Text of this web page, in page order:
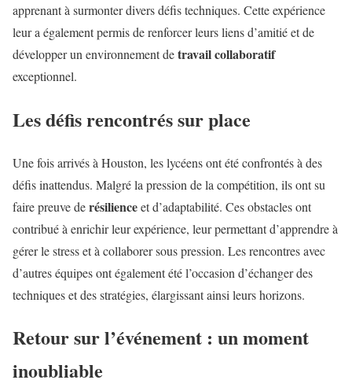
apprenant à surmonter divers défis techniques. Cette expérience
leur a également permis de renforcer leurs liens d’amitié et de
développer un environnement detravail collaboratif
exceptionnel.
Les défis rencontrés sur place
Une fois arrivés à Houston, les lycéens ont été confrontés à des
défis inattendus. Malgré la pression de la compétition, ils ont su
faire preuve derésilienceet d’adaptabilité. Ces obstacles ont
contribué à enrichir leur expérience, leur permettant d’apprendre à
gérer le stress et à collaborer sous pression. Les rencontres avec
d’autres équipes ont également été l’occasion d’échanger des
techniques et des stratégies, élargissant ainsi leurs horizons.
Retour sur l’événement : un moment
inoubliable